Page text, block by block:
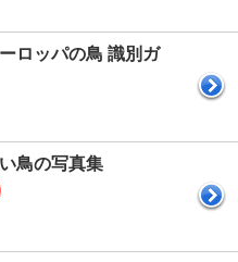
ロッパの鳥 識別ガ
鳥の写真集